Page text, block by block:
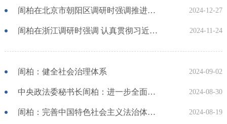
訚柏在北京市朝阳区调研时强调推进社会治安综合治理中心规范化建设提升矛盾纠纷化解和社会治安风险防控能力 2024-12-27
訚柏在浙江调研时强调 认真贯彻习近平总书记重要指示精神 扎实做好矛盾纠纷排查化解 2024-11-24
訚柏：健全社会治理体系 2024-09-02
中央政法委秘书长訚柏：进一步全面深化政法领域改革 以政法工作现代化支撑和服务中国式现代化 2024-08-30
訚柏：完善中国特色社会主义法治体系 推进国家安全体系和能力现代化 2024-08-19